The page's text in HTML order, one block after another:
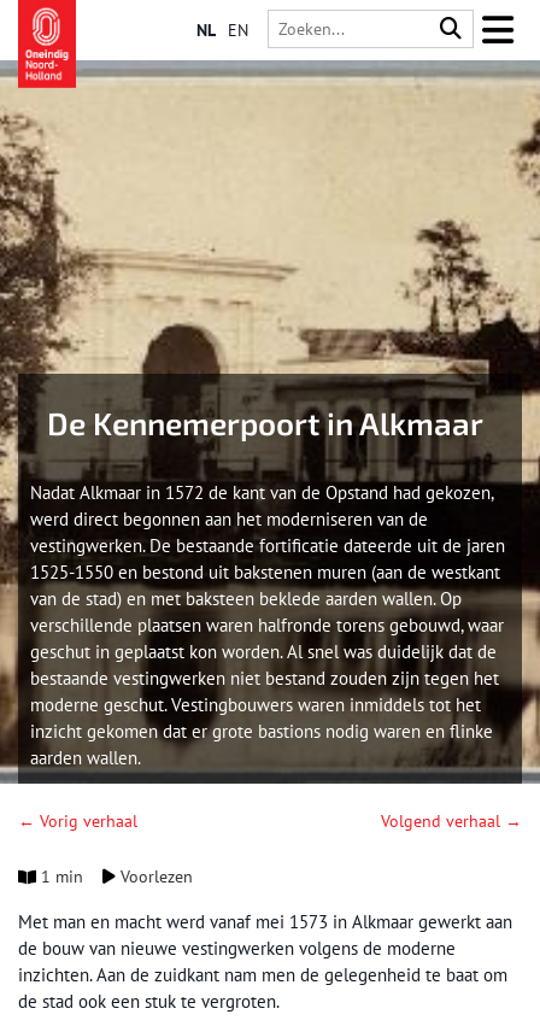
NL EN
De Kennemerpoort in Alkmaar
Nadat Alkmaar in 1572 de kant van de Opstand had gekozen,
werd direct begonnen aan het moderniseren van de
vestingwerken. De bestaande fortificatie dateerde uit de jaren
1525-1550 en bestond uit bakstenen muren (aan de westkant
van de stad) en met baksteen beklede aarden wallen. Op
verschillende plaatsen waren halfronde torens gebouwd, waar
geschut in geplaatst kon worden. Al snel was duidelijk dat de
bestaande vestingwerken niet bestand zouden zijn tegen het
moderne geschut. Vestingbouwers waren inmiddels tot het
inzicht gekomen dat er grote bastions nodig waren en flinke
aarden wallen.
← Vorig verhaal Volgend verhaal →
1 min Voorlezen
Met man en macht werd vanaf mei 1573 in Alkmaar gewerkt aan
de bouw van nieuwe vestingwerken volgens de moderne
inzichten. Aan de zuidkant nam men de gelegenheid te baat om
de stad ook een stuk te vergroten.